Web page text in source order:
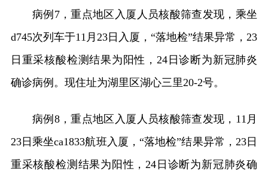
病例7，重点地区入厦人员核酸筛查发现，乘坐
d745次列车于11月23日入厦，“落地检”结果异常，23
日重采核酸检测结果为阳性，24日诊断为新冠肺炎
确诊病例。现住址为湖里区湖心三里20-2号。
病例8，重点地区入厦人员核酸筛查发现，11月
23日乘坐ca1833航班入厦，“落地检”结果异常，23日
重采核酸检测结果为阳性，24日诊断为新冠肺炎确